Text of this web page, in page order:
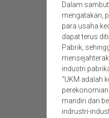
Dalam
mengatakan,
para usaha
dapat terus
Pabrik,
industri
“UKM adalah
mandiri dan
indrustri-